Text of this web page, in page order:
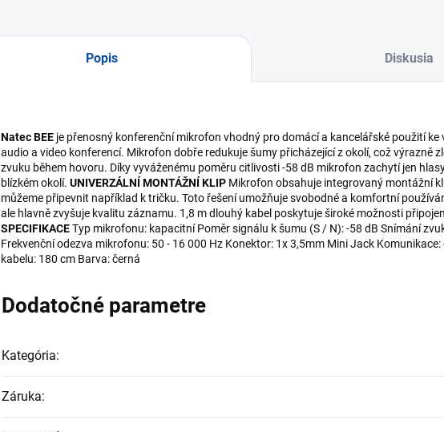
Popis Diskusia
Natec BEE je přenosný konferenční mikrofon vhodný pro domácí a kancelářské použití ke
audio a video konferencí. Mikrofon dobře redukuje šumy přicházející z okolí, což výrazně
zvuku během hovoru. Díky vyváženému poměru citlivosti -58 dB mikrofon zachytí jen
blízkém okolí. UNIVERZÁLNÍ MONTÁŽNÍ KLIP Mikrofon obsahuje integrovaný montážní
můžeme připevnit například k tričku. Toto řešení umožňuje svobodné a komfortní
ale hlavně zvyšuje kvalitu záznamu. 1,8 m dlouhý kabel poskytuje široké možnosti
SPECIFIKACETyp mikrofonu: kapacitní Poměr signálu k šumu (S / N): -58 dB Snímání
Frekvenční odezva mikrofonu: 50 - 16 000 Hz Konektor: 1x 3,5mm Mini Jack Komunikace:
kabelu: 180 cm Barva: černá
Dodatočné parametre
Kategória:
Záruka: